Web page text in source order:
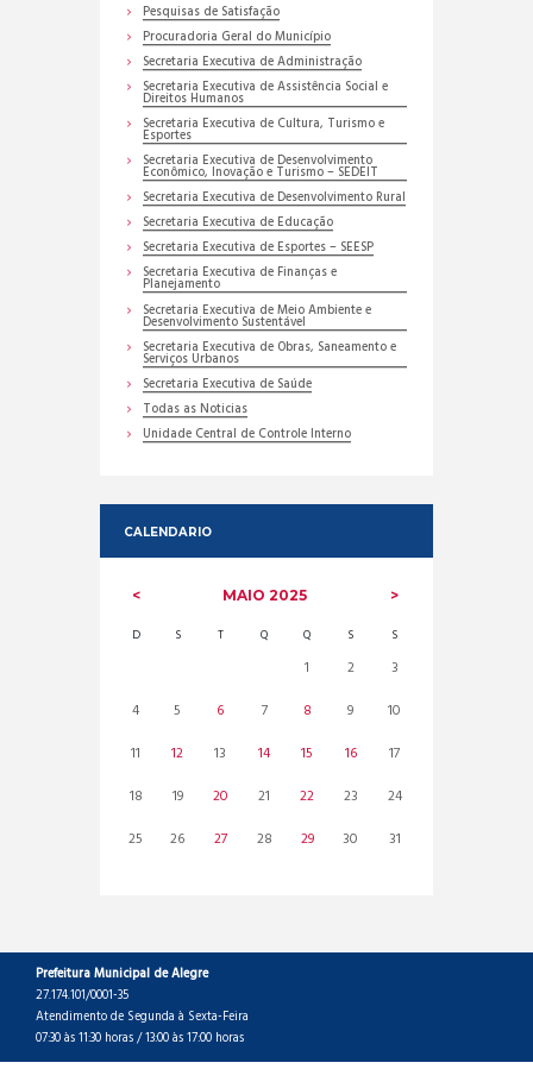
Pesquisas de Satisfação
Procuradoria Geral do Município
Secretaria Executiva de Administração
Secretaria Executiva de Assistência Social e
Direitos Humanos
Secretaria Executiva de Cultura, Turismo e
Esportes
Secretaria Executiva de Desenvolvimento
Econômico, Inovação e Turismo – SEDEIT
Secretaria Executiva de Desenvolvimento Rural
Secretaria Executiva de Educação
Secretaria Executiva de Esportes – SEESP
Secretaria Executiva de Finanças e
Planejamento
Secretaria Executiva de Meio Ambiente e
Desenvolvimento Sustentável
Secretaria Executiva de Obras, Saneamento e
Serviços Urbanos
Secretaria Executiva de Saúde
Todas as Noticias
Unidade Central de Controle Interno
CALENDARIO
MAIO2025
D S T Q Q S S
1 2
3
4
5 6 7 8 9
10
11
12 13 14 15 16
17
18
19 20 21 22 23
24
25
26 27 28 29 30 31
Prefeitura Municipal de Alegre
27.174.101/0001-35
Atendimento de Segunda à Sexta-Feira
07:30 às 11:30 horas / 13:00 às 17:00 horas